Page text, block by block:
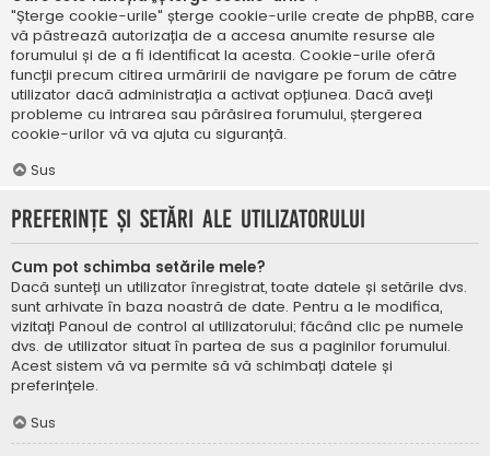
"Șterge cookie-urile" șterge cookie-urile create de phpBB, care
vă păstrează autorizația de a accesa anumite resurse ale
forumului și de a fi identificat la acesta. Cookie-urile oferă
funcții precum citirea urmăririi de navigare pe forum de către
utilizator dacă administrația a activat opțiunea. Dacă aveți
probleme cu intrarea sau părăsirea forumului, ștergerea
cookie-urilor vă va ajuta cu siguranță.
Sus
Preferințe și setări ale utilizatorului
Cum pot schimba setările mele?
Dacă sunteți un utilizator înregistrat, toate datele și setările dvs.
sunt arhivate în baza noastră de date. Pentru a le modifica,
vizitați Panoul de control al utilizatorului; făcând clic pe numele
dvs. de utilizator situat în partea de sus a paginilor forumului.
Acest sistem vă va permite să vă schimbați datele și
preferințele.
Sus